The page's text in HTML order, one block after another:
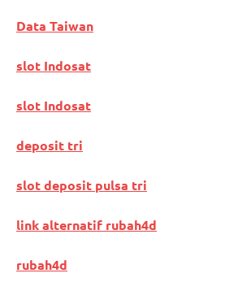
Data Taiwan
slot Indosat
slot Indosat
deposit tri
slot deposit pulsa tri
link alternatif rubah4d
rubah4d